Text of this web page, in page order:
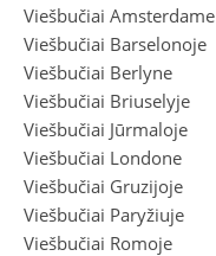
Viešbučiai Amsterdame
Viešbučiai Barselonoje
Viešbučiai Berlyne
Viešbučiai Briuselyje
Viešbučiai Jūrmaloje
Viešbučiai Londone
Viešbučiai Gruzijoje
Viešbučiai Paryžiuje
Viešbučiai Romoje